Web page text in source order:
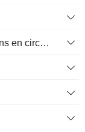
Moyenne pondérée diluée des actions en circulation